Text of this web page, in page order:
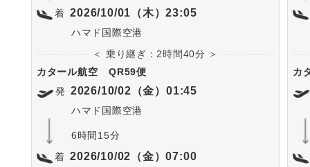
着 2026/10/01（木）23:05
ハマド国際空港
＜ 乗り継ぎ：2時間40分 ＞
カタール航空
QR59便
発 2026/10/02（金）01:45
ハマド国際空港
6時間15分
着 2026/10/02（金）07:00
カ